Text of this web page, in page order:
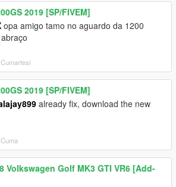
2019 [SP/FIVEM]
opa amigo tamo no aguardo da 1200
2019 [SP/FIVEM]
already fix, download the new
Volkswagen Golf MK3 GTI VR6 [Add-